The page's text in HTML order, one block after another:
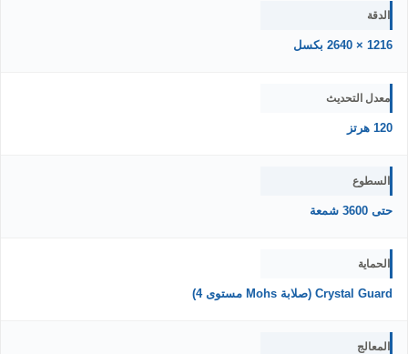
الدقة
1216 × 2640 بكسل
معدل التحديث
120 هرتز
السطوع
حتى 3600 شمعة
الحماية
Crystal Guard (صلابة Mohs مستوى 4)
المعالج